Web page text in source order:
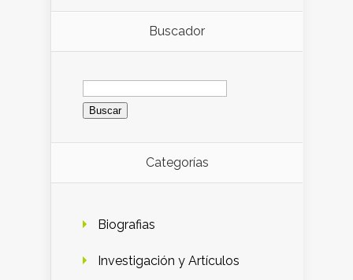
Buscador
Buscar:
Categorías
Biografias
Investigación y Artículos